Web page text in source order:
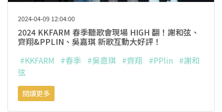
2024-04-09 12:04:00
2024 KKFARM 春季聽歌會現場 HIGH 翻！謝和弦、
齊翔&PPLIN、吳嘉琪 新歌互動大好評！
#KKFARM
#春季 #吳嘉琪 #齊翔 #PPlin #謝和
弦
閱讀更多